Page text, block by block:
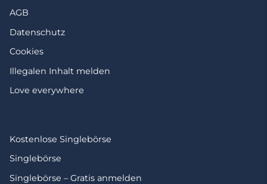
AGB
Datenschutz
Cookies
Illegalen Inhalt melden
Love everywhere
Kostenlose Singlebörse
Singlebörse
Singlebörse – Gratis anmelden